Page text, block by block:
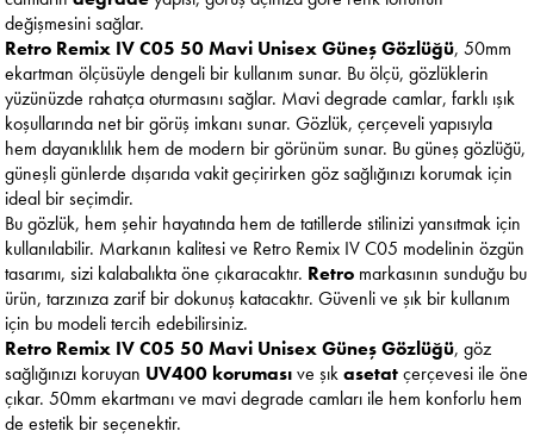
değişmesini sağlar.
Retro Remix IV C05 50 Mavi Unisex Güneş Gözlüğü, 50mm
ekartman ölçüsüyle dengeli bir kullanım sunar. Bu ölçü, gözlüklerin
yüzünüzde rahatça oturmasını sağlar. Mavi degrade camlar, farklı ışık
koşullarında net bir görüş imkanı sunar. Gözlük, çerçeveli yapısıyla
hem dayanıklılık hem de modern bir görünüm sunar. Bu güneş gözlüğü,
güneşli günlerde dışarıda vakit geçirirken göz sağlığınızı korumak için
ideal bir seçimdir.
Bu gözlük, hem şehir hayatında hem de tatillerde stilinizi yansıtmak için
kullanılabilir. Markanın kalitesi ve Retro Remix IV C05 modelinin özgün
tasarımı, sizi kalabalıkta öne çıkaracaktır. Retro markasının sunduğu bu
ürün, tarzınıza zarif bir dokunuş katacaktır. Güvenli ve şık bir kullanım
için bu modeli tercih edebilirsiniz.
Retro Remix IV C05 50 Mavi Unisex Güneş Gözlüğü, göz
sağlığınızı koruyan UV400 korumasıve şıkasetatçerçevesi ile öne
çıkar. 50mm ekartmanı ve mavi degrade camları ile hem konforlu hem
de estetik bir seçenektir.